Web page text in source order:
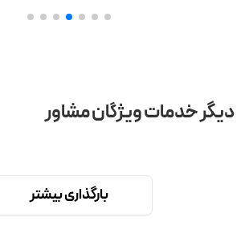
دیگر خدمات ویژگان مشاور
بارگذاری بیشتر